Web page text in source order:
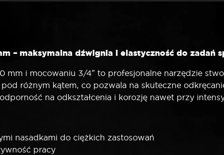
– maksymalna dźwignia i elastyczność do zadań
mm i mocowaniu 3/4″ to profesjonalne narzędzie
różnym kątem, co pozwala na skuteczne
na odkształcenia i korozję nawet przy
nasadkami do ciężkich zastosowań
pracy